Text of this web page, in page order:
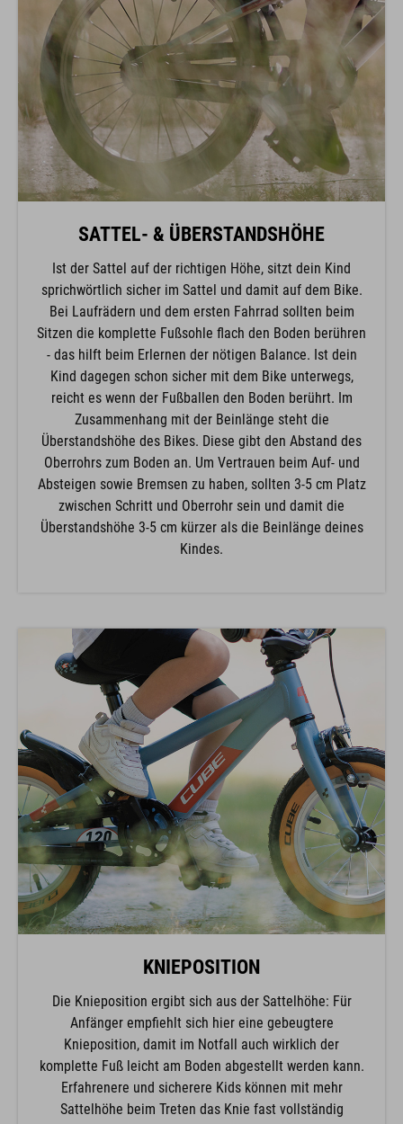
SATTEL- & ÜBERSTANDSHÖHE
Ist der Sattel auf der richtigen Höhe, sitzt dein Kind
sprichwörtlich sicher im Sattel und damit auf dem Bike.
Bei Laufrädern und dem ersten Fahrrad sollten beim
Sitzen die komplette Fußsohle flach den Boden berühren
- das hilft beim Erlernen der nötigen Balance. Ist dein
Kind dagegen schon sicher mit dem Bike unterwegs,
reicht es wenn der Fußballen den Boden berührt. Im
Zusammenhang mit der Beinlänge steht die
Überstandshöhe des Bikes. Diese gibt den Abstand des
Oberrohrs zum Boden an. Um Vertrauen beim Auf- und
Absteigen sowie Bremsen zu haben, sollten 3-5 cm Platz
zwischen Schritt und Oberrohr sein und damit die
Überstandshöhe 3-5 cm kürzer als die Beinlänge deines
Kindes.
KNIEPOSITION
Die Knieposition ergibt sich aus der Sattelhöhe: Für
Anfänger empfiehlt sich hier eine gebeugtere
Knieposition, damit im Notfall auch wirklich der
komplette Fuß leicht am Boden abgestellt werden kann.
Erfahrenere und sicherere Kids können mit mehr
Sattelhöhe beim Treten das Knie fast vollständig